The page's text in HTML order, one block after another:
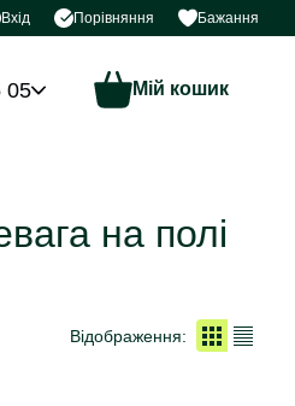
Вхід Порівняння Бажання
05 Мій кошик
на полі
Відображення: